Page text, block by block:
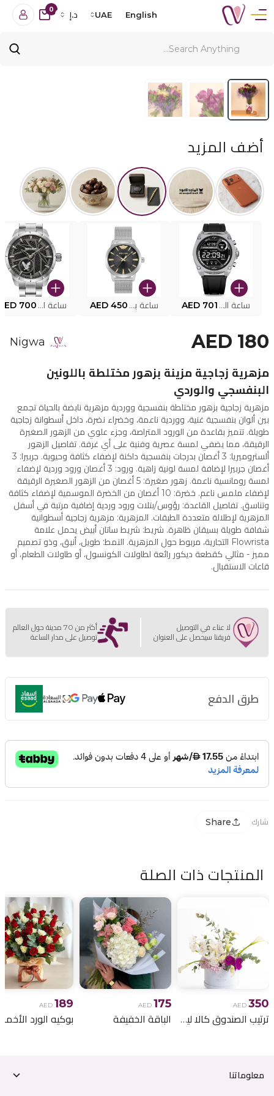
English
UAE د.إ
0
أضف المزيد
ساعة البوليس الذكية MY.AVATAR PEIUN0000101 AED 701 ساعة بوليس للرجال PEWJG0005002 AED 450 ساعة البوليس PEWJG2227302 700
AED 180
Nigwa
مزهرية زجاجية مزينة بزهور مختلطة باللونين
البنفسجي والوردي
مزهرية زجاجية بزهور مختلطة بنفسجية ووردية مزهرية نابضة بالحياة تجمع
بين ألوان بنفسجية غنية، ووردية ناعمة، وخضراء نضرة، داخل أسطوانة زجاجية
طويلة. تتميز بقاعدة من الورود المتراصة، وجزء علوي من الزهور الصغيرة
الرقيقة، مما يضفي لمسة عصرية وفنية على أي غرفة. تفاصيل الزهور
ألستروميريا: 3 أغصان بدرجات بنفسجية داكنة لإضفاء كثافة وحيوية. جربيرا: 3
أغصان جربيرا لإضافة لمسة لونية زاهية. ورود: 3 أغصان ورود وردية لإضفاء
لمسة رومانسية ناعمة. زهور صغيرة: 5 أغصان من الزهور الصغيرة الرقيقة
لإضفاء ملمس ناعم. خضرة: 10 أغصان من الخضرة الموسمية لإضفاء كثافة
وتناسق. تفاصيل القاعدة: رؤوس/بتلات ورود وردية إضافية مرتبة في أسفل
المزهرية لإطلالة متعددة الطبقات. المزهرية: مزهرية زجاجية أسطوانية
شفافة طويلة بسيقان ظاهرة. شريط: شريط ساتان أبيض يحمل علامة
Flowrista التجارية، مربوط حول المزهرية. النمط: طويل، أنيق، وذو تصميم
مميز - مثالي كقطعة ديكور رائعة لطاولات الكونسول، أو طاولات الطعام، أو
قاعات الاستقبال.
لا عناء في التوصيل
فريقنا سيحصل على العنوان
أكثر من 70 مدينة حول العالم
توصيل على مدار الساعة
طرق الدفع
شارك Share
المنتجات ذات الصلة
AED 350
ترتيب الصندوق كالا ليلي
AED 175
الباقة الخفيفة
AED 189
معلوماتنا